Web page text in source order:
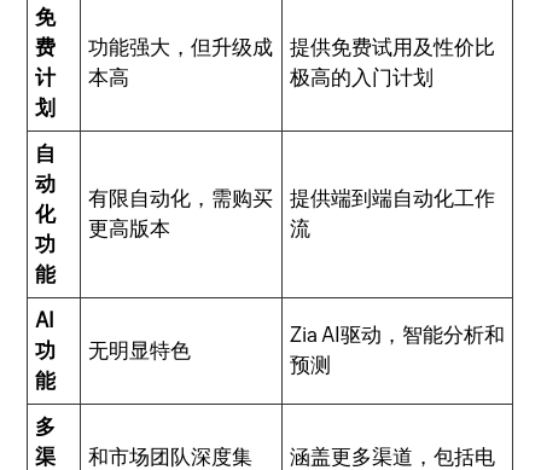
免
费
计
划
功能强大，但升级成
本高
提供免费试用及性价比
极高的入门计划
自
动
化
功
能
有限自动化，需购买
更高版本
提供端到端自动化工作
流
AI
功
能
无明显特色
Zia AI驱动，智能分析和
预测
多
渠
和市场团队深度集
涵盖更多渠道，包括电